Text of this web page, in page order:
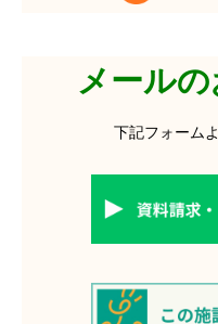
メール
下記フォーム